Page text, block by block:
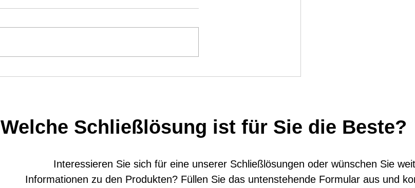
Welche Schließlösung ist für Sie die Beste?
Interessieren Sie sich für eine unserer Schließlösungen oder wünschen Sie
Informationen zu den Produkten? Füllen Sie das untenstehende Formular aus und